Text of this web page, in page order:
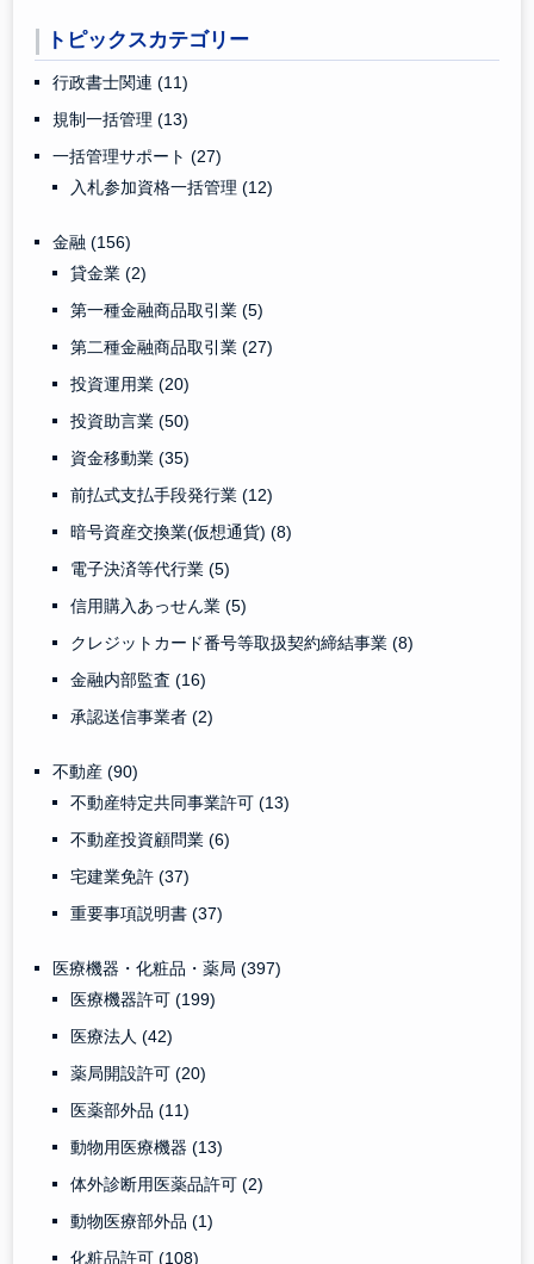
トピックスカテゴリー
行政書士関連(11)
規制一括管理(13)
一括管理サポート(27)
入札参加資格一括管理(12)
金融(156)
貸金業(2)
第一種金融商品取引業(5)
第二種金融商品取引業(27)
投資運用業(20)
投資助言業(50)
資金移動業(35)
前払式支払手段発行業(12)
暗号資産交換業(仮想通貨)(8)
電子決済等代行業(5)
信用購入あっせん業(5)
クレジットカード番号等取扱契約締結事業(8)
金融内部監査(16)
承認送信事業者(2)
不動産(90)
不動産特定共同事業許可(13)
不動産投資顧問業(6)
宅建業免許(37)
重要事項説明書(37)
医療機器・化粧品・薬局(397)
医療機器許可(199)
医療法人(42)
薬局開設許可(20)
医薬部外品(11)
動物用医療機器(13)
体外診断用医薬品許可(2)
動物医療部外品(1)
化粧品許可(108)